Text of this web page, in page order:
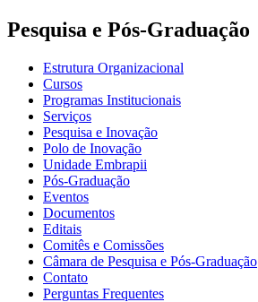
Pesquisa e Pós-Graduação
Estrutura Organizacional
Cursos
Programas Institucionais
Serviços
Pesquisa e Inovação
Polo de Inovação
Unidade Embrapii
Pós-Graduação
Eventos
Documentos
Editais
Comitês e Comissões
Câmara de Pesquisa e Pós-Graduação
Contato
Perguntas Frequentes